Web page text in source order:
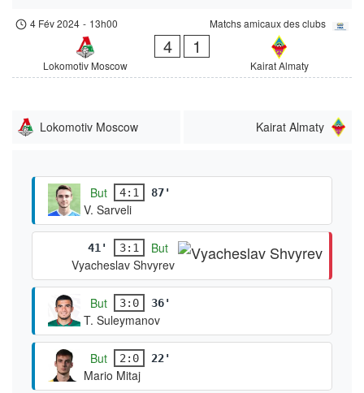
Matchs amicaux des clubs
4 Fév 2024 - 13h00
Lokomotiv Moscow
4 1
Kairat Almaty
Lokomotiv Moscow Kairat Almaty
But 4:1 87'
V. Sarveli
41' 3:1
But
Vyacheslav Shvyrev
But 3:0 36'
T. Suleymanov
But 2:0 22'
Mario Mitaj